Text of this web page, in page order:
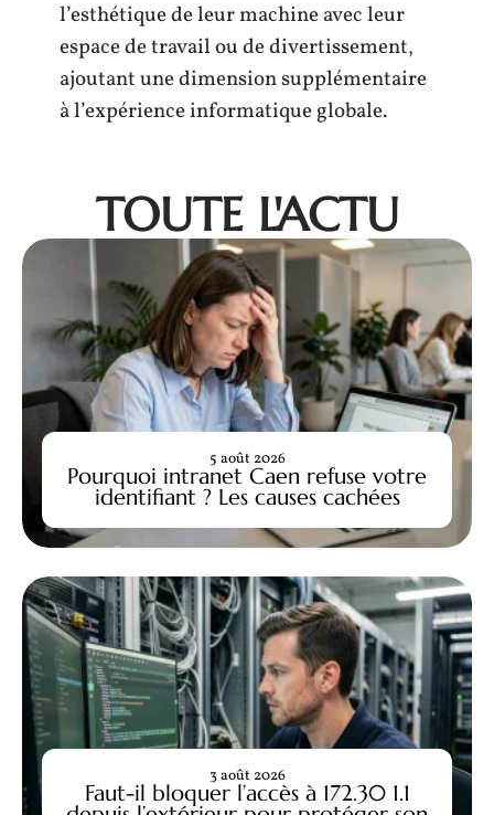
l’esthétique de leur machine avec leur
espace de travail ou de divertissement,
ajoutant une dimension supplémentaire
à l’expérience informatique globale.
TOUTE L'ACTU
Pourquoi intranet Caen refuse votre
identifiant ? Les causes cachées
5 août 2026
Faut-il bloquer l’accès à 172.30 1.1
3 août 2026